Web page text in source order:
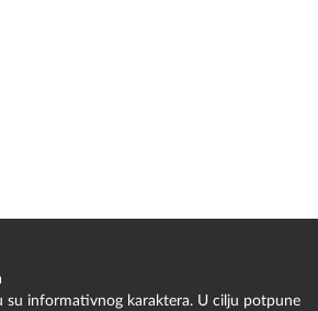
su informativnog karaktera. U cilju potpune